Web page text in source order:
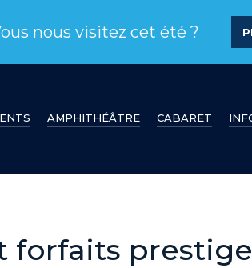
nous visitez cet été ?
AMPHITHÉÂTRE CABARET
forfaits prestige